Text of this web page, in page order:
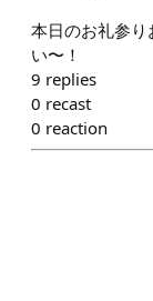
本日のお礼参り
い〜！
9 replies
0 recast
0 reaction